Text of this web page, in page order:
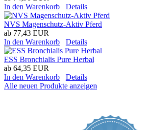
In den Warenkorb
Details
NVS Magenschutz-Aktiv Pferd
ab 77,43 EUR
In den Warenkorb
Details
ESS Bronchialis Pure Herbal
ab 64,35 EUR
In den Warenkorb
Details
Alle neuen Produkte anzeigen